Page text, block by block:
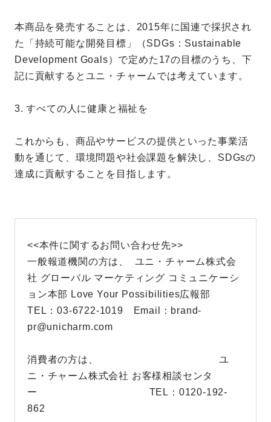
本商品を発売することは、2015年に国連で採択され
た「持続可能な開発目標」（SDGs：Sustainable
Development Goals）で定めた17の目標のうち、下
記に貢献するとユニ・チャームでは考えています。
3. すべての人に健康と福祉を
これからも、商品やサービスの提供といった事業活
動を通じて、環境問題や社会課題を解決し、SDGsの
達成に貢献することを目指します。
<<本件に関するお問い合わせ先>>
一般報道機関の方は、 ユニ・チャーム株式会
社 グローバル マーケティング コミュニケーシ
ョン本部 Love Your Possibilities広報部
TEL：03-6722-1019 Email：brand-
pr@unicharm.com
消費者の方は、 ユ
ニ・チャーム株式会社 お客様相談センタ
ー TEL：0120-192-
862